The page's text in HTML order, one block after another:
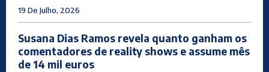
19 De Julho, 2026
Susana Dias Ramos revela quanto ganham os
comentadores de reality shows e assume mês
de 14 mil euros